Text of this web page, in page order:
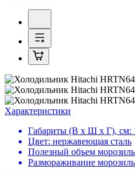
Характеристики
Габариты (В х Ш х Г), см:
Цвет: нержавеющая сталь
Полезный объем
Размораживание